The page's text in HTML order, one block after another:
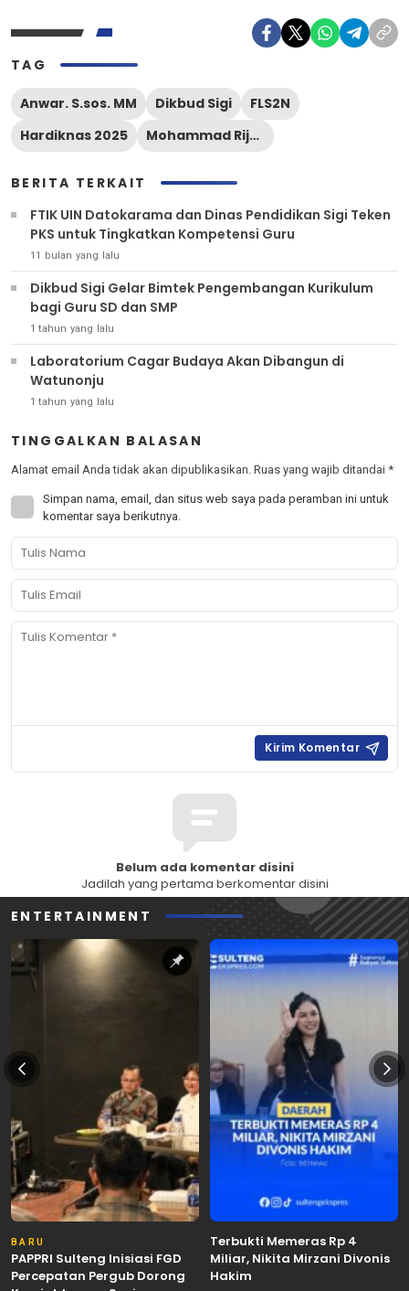
TAG
Anwar. S.sos. MM Dikbud Sigi
FLS2N
Hardiknas 2025
Mohammad Rijal Intjenae
BERITA TERKAIT
FTIK UIN Datokarama dan Dinas Pendidikan Sigi Teken
PKS untuk Tingkatkan Kompetensi Guru
11 bulan yang lalu
Dikbud Sigi Gelar Bimtek Pengembangan Kurikulum
bagi Guru SD dan SMP
1 tahun yang lalu
Laboratorium Cagar Budaya Akan Dibangun di
Watunonju
1 tahun yang lalu
TINGGALKAN BALASAN
Alamat email Anda tidak akan dipublikasikan. Ruas yang wajib ditandai *
Simpan nama, email, dan situs web saya pada peramban ini untuk
komentar saya berikutnya.
Belum ada komentar disini
Jadilah yang pertama berkomentar disini
ENTERTAINMENT
BARU
PAPPRI Sulteng Inisiasi FGD
Percepatan Pergub Dorong
Terbukti Memeras Rp 4
Miliar, Nikita Mirzani Divonis
Hakim